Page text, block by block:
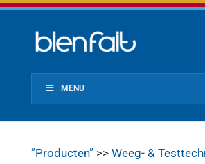
MENU
”Producten”>> Weeg- &